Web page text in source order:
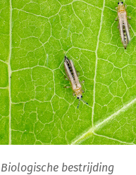
Biologische bestrijding